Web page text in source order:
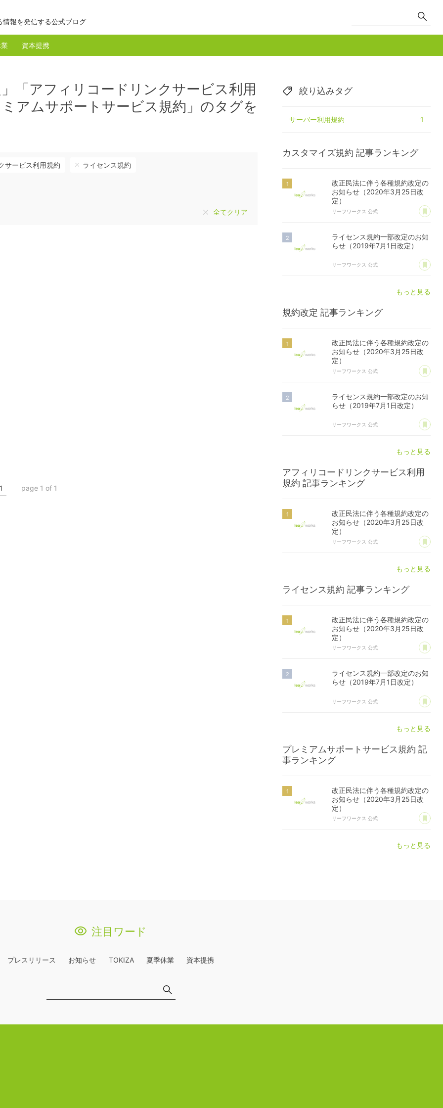
情報を発信する公式ブログ
資本提携
「アフィリコードリンクサービス利用
アムサポートサービス規約」のタグを
サービス利用規約 ライセンス規約
全てクリア
1 page 1 of 1
絞り込みタグ
サーバー利用規約 1
カスタマイズ規約 記事ランキング
改正民法に伴う各種規約改定の
お知らせ（2020年3月25日改
定）
リーフワークス 公式 あ
ライセンス規約一部改定のお知
らせ（2019年7月1日改定）
リーフワークス 公式 あ
もっと見る
規約改定 記事ランキング
改正民法に伴う各種規約改定の
お知らせ（2020年3月25日改
定）
リーフワークス 公式 あ
ライセンス規約一部改定のお知
らせ（2019年7月1日改定）
リーフワークス 公式 あ
もっと見る
アフィリコードリンクサービス利用
規約 記事ランキング
改正民法に伴う各種規約改定の
お知らせ（2020年3月25日改
定）
リーフワークス 公式 あ
もっと見る
ライセンス規約 記事ランキング
改正民法に伴う各種規約改定の
お知らせ（2020年3月25日改
定）
リーフワークス 公式 あ
ライセンス規約一部改定のお知
らせ（2019年7月1日改定）
リーフワークス 公式 あ
もっと見る
プレミアムサポートサービス規約 記
事ランキング
改正民法に伴う各種規約改定の
お知らせ（2020年3月25日改
定）
リーフワークス 公式 あ
もっと見る
注目ワード
プレスリリース お知らせ TOKIZA 夏季休業 資本提携